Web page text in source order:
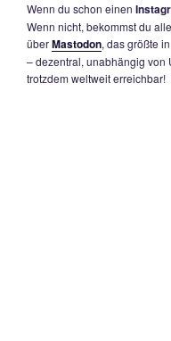
Wenn du schon einen
Wenn nicht, bekommst du
überMastodon, das größte
– dezentral, unabhängig von
trotzdem weltweit erreichbar!